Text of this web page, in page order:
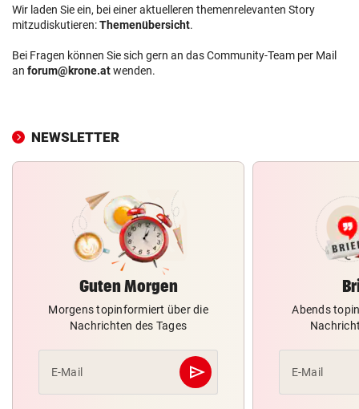
Wir laden Sie ein, bei einer aktuelleren themenrelevanten Story
mitzudiskutieren:Themenübersicht.
Bei Fragen können Sie sich gern an das Community-Team per Mail
an forum@krone.atwenden.
NEWSLETTER
Guten Morgen
Morgens topinformiert über die
Nachrichten des Tages
E-Mail send
Abschicken
Abends
E-Mail